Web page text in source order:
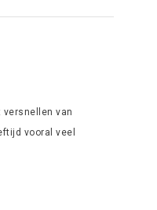
van
vooral veel